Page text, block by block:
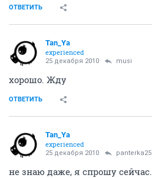
ОТВЕТИТЬ
Tan_Ya
experienced
25 декабря 2010 musi
хорошо. Жду
ОТВЕТИТЬ
Tan_Ya
experienced
25 декабря 2010 panterka25
не знаю даже, я спрошу сейчас.